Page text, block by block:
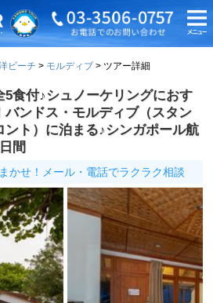
ビーチ モルディブ ツアー詳細
5食付♪シュノーケリングにおす
バンドス・モルディブ（スタン
ント）に泊まる♪シンガポール航
間
かせ！メール・電話でラクラク相談